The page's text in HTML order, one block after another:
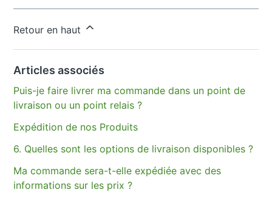
Retour en haut
Articles associés
Puis-je faire livrer ma commande dans un point de
livraison ou un point relais ?
Expédition de nos Produits
6. Quelles sont les options de livraison disponibles ?
Ma commande sera-t-elle expédiée avec des
informations sur les prix ?